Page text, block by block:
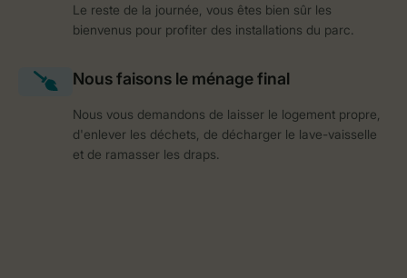
Le reste de la journée, vous êtes bien sûr les
bienvenus pour profiter des installations du parc.
Nous vous demandons de laisser le logement propre,
d'enlever les déchets, de décharger le lave-vaisselle
et de ramasser les draps.